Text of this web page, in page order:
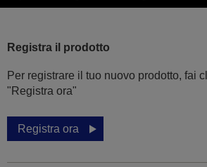
Registra il prodotto
Per registrare il tuo nuovo prodotto, fai
"Registra ora"
Registra ora